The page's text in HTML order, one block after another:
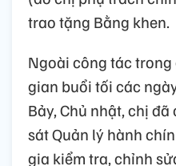
trao tặng Bằng khen.
Ngoài công tác
gian buổi tối các
Bảy, Chủ nhật, chị
sát Quản lý hành
gia kiểm tra, chỉnh